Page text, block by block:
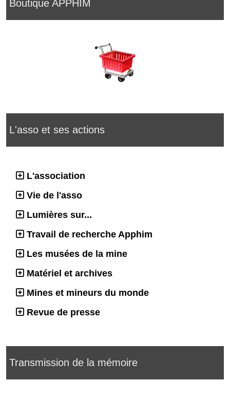
Boutique APPHIM
L'asso et ses actions
L'association
Vie de l'asso
Lumières sur...
Travail de recherche Apphim
Les musées de la mine
Matériel et archives
Mines et mineurs du monde
Revue de presse
Transmission de la mémoire